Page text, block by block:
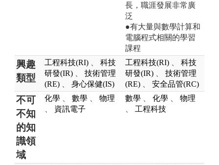
長，職涯發展非常廣
泛
●有大量與數學計算和
電腦程式相關的學習
課程
興趣
類型
工程科技(RI)
科技
研發(IR)
技術管理
(RE)
身心保健(IS)
工程科技(RI)
科技
研發(IR)
技術管理
(RE)
安全品管(RC)
不可
不知
的知
識領
域
化學 數學
物理
資訊電子
數學 化學
物理
工程科技